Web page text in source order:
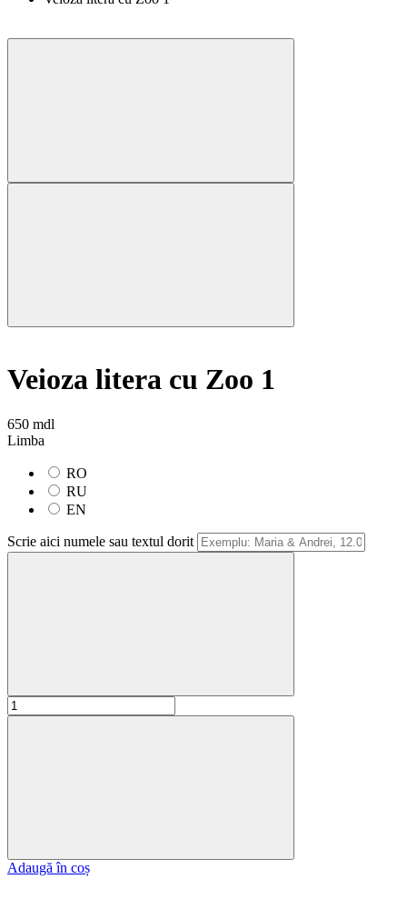
Veioza litera cu Zoo 1
650 mdl
Limba
RO
RU
EN
Scrie aici numele sau textul dorit
Adaugă în coș